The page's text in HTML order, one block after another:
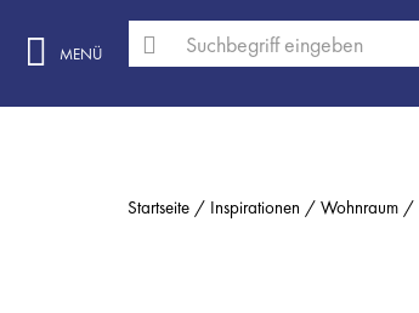
MENÜ
Startseite Inspirationen Wohnraum